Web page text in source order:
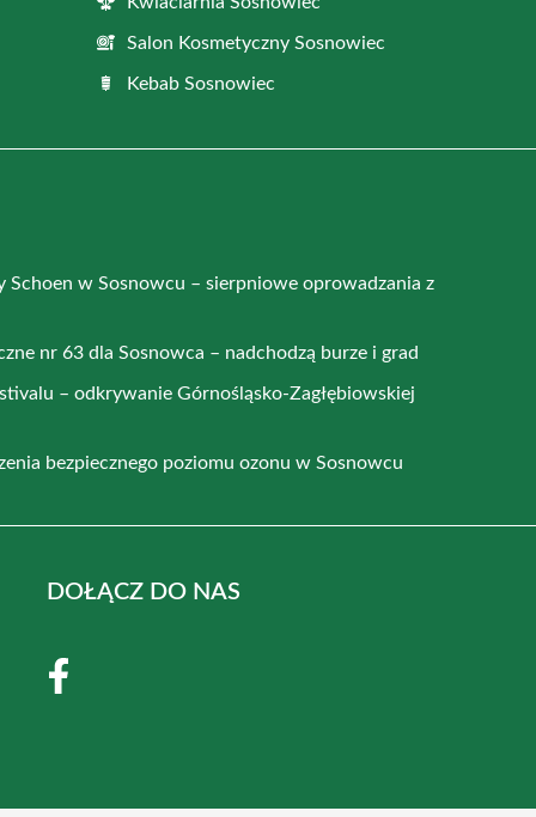
Salon Kosmetyczny Sosnowiec
Kebab Sosnowiec
Schoen w Sosnowcu – sierpniowe oprowadzania z
nr 63 dla Sosnowca – nadchodzą burze i grad
– odkrywanie Górnośląsko-Zagłębiowskiej
bezpiecznego poziomu ozonu w Sosnowcu
DOŁĄCZ DO NAS